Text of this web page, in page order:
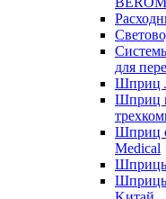
для
Шприц
Шприц
Шприц
Medical
Шприцы
Шприцы